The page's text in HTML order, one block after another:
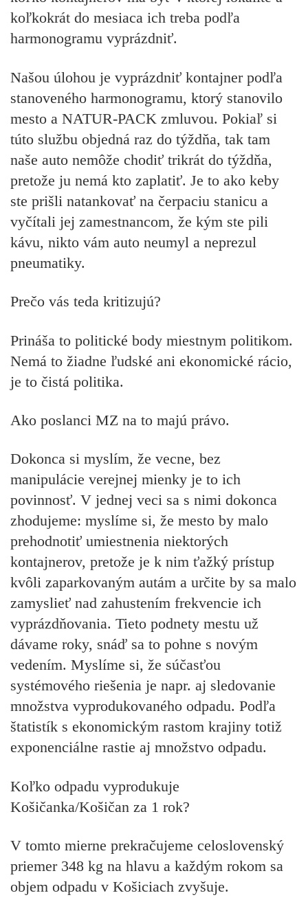
koľkokrát do mesiaca ich treba podľa
harmonogramu vyprázdniť.
Našou úlohou je vyprázdniť kontajner podľa
stanoveného harmonogramu, ktorý stanovilo
mesto a NATUR-PACK zmluvou. Pokiaľ si
túto službu objedná raz do týždňa, tak tam
naše auto nemôže chodiť trikrát do týždňa,
pretože ju nemá kto zaplatiť. Je to ako keby
ste prišli natankovať na čerpaciu stanicu a
vyčítali jej zamestnancom, že kým ste pili
kávu, nikto vám auto neumyl a neprezul
pneumatiky.
Prečo vás teda kritizujú?
Prináša to politické body miestnym politikom.
Nemá to žiadne ľudské ani ekonomické rácio,
je to čistá politika.
Ako poslanci MZ na to majú právo.
Dokonca si myslím, že vecne, bez
manipulácie verejnej mienky je to ich
povinnosť. V jednej veci sa s nimi dokonca
zhodujeme: myslíme si, že mesto by malo
prehodnotiť umiestnenia niektorých
kontajnerov, pretože je k nim ťažký prístup
kvôli zaparkovaným autám a určite by sa malo
zamyslieť nad zahustením frekvencie ich
vyprázdňovania. Tieto podnety mestu už
dávame roky, snáď sa to pohne s novým
vedením. Myslíme si, že súčasťou
systémového riešenia je napr. aj sledovanie
množstva vyprodukovaného odpadu. Podľa
štatistík s ekonomickým rastom krajiny totiž
exponenciálne rastie aj množstvo odpadu.
Koľko odpadu vyprodukuje
Košičanka/Košičan za 1 rok?
V tomto mierne prekračujeme celoslovenský
priemer 348 kg na hlavu a každým rokom sa
objem odpadu v Košiciach zvyšuje.